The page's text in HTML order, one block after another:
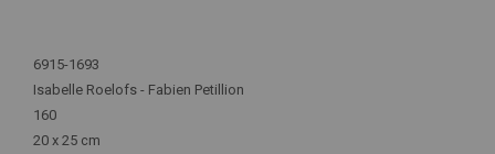
d'infos
6915-1693
Isabelle Roelofs - Fabien Petillion
160
20 x 25 cm